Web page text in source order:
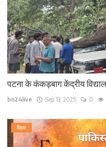
पटना के कंकड़बाग केंद्रीय
bn24live Sep 13, 2025 0
बिहार